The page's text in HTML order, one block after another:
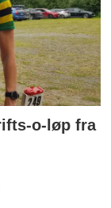
o-løp fra